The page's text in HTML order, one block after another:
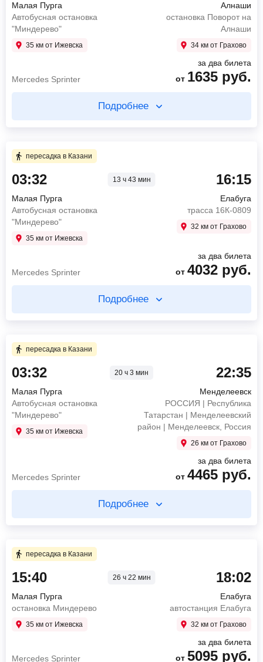
Малая Пурга
Автобусная остановка
"Миндерево"
35 км от Ижевска
Алнаши
остановка Поворот на
Алнаши
34 км от Грахово
Mercedes Sprinter
за два билета
от 1635 руб.
Подробнее
35 мин в пути
03:00
03:35
Ижевск
Автостанция Южная
Mercedes Sprinter
автовокзал Центральный
остановка Поворот на Алнаши
ПАЗ 4234-04 (30+20),
от 760 руб.
пересадка в Казани
03:32 13 ч 43 мин
Малая Пурга
Автобусная остановка
"Миндерево"
35 км от Ижевска
16:15
Елабуга
трасса 16К-0809
32 км от Грахово
Mercedes Sprinter
за два билета
от 4032 руб.
Подробнее
5 ч 58 мин в пути
03:32
08:30
Казань
Автовокзал Восточный
Mercedes Sprinter от 2971 руб.
пересадка в Казани 3 ч 40 мин
12:10
Казань
16:15
от1061 руб.
пересадка в Казани
03:32 20 ч 3 мин
Малая Пурга
Автобусная остановка
"Миндерево"
35 км от Ижевска
22:35
Менделеевск
РОССИЯ | Республика
Татарстан | Менделеевский
район | Менделеевск, Россия
26 км от Грахово
Mercedes Sprinter
за два билета
от 4465 руб.
Подробнее
5 ч 58 мин в пути
03:32
08:30
Казань
Автовокзал Восточный
руб.
пересадка в Казани
15:40 26 ч 22 мин
Малая Пурга
остановка Миндерево
35 км от Ижевска
18:02
Елабуга
автостанция Елабуга
32 км от Грахово
Mercedes Sprinter
за два билета
от 5095 руб.